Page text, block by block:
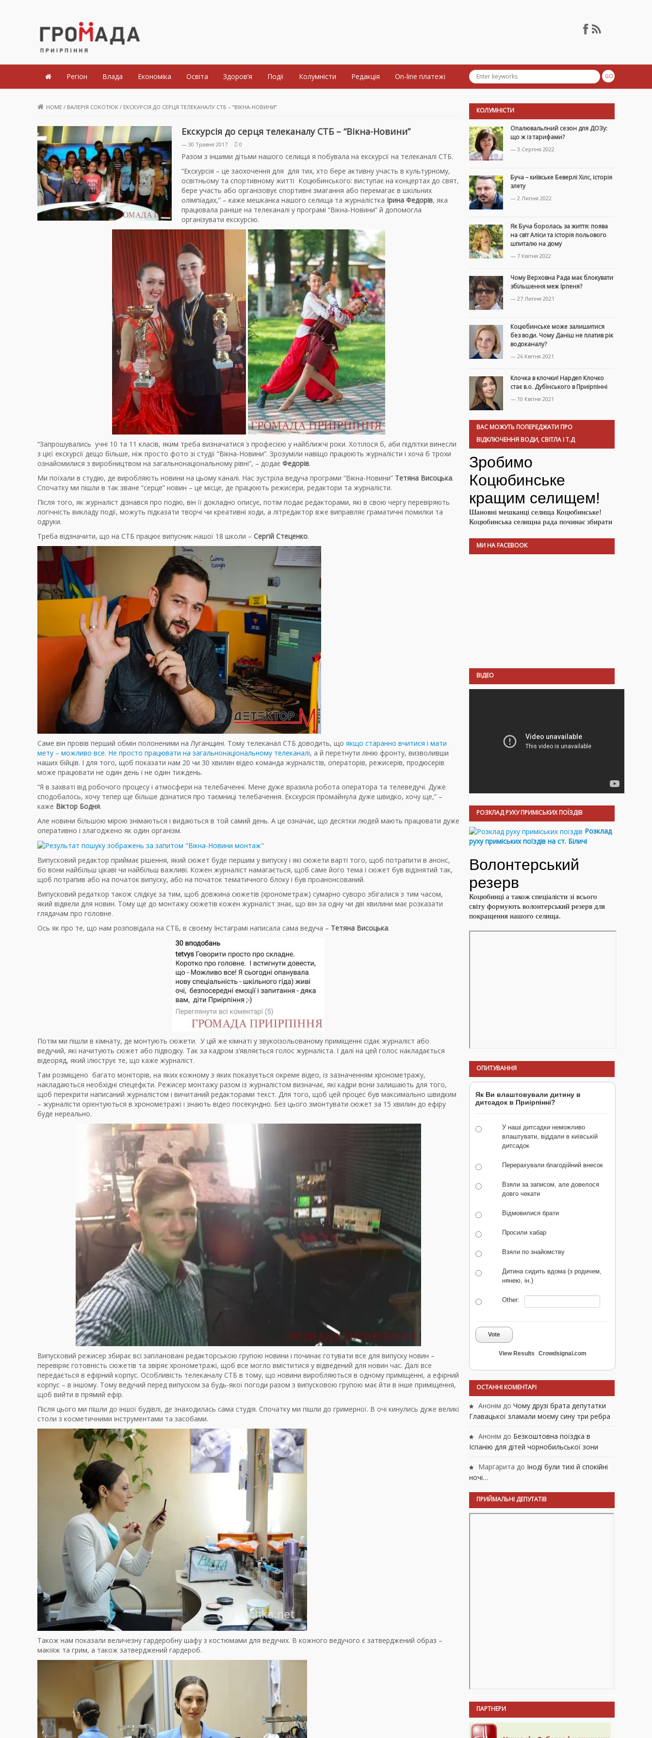
Громада Приірпіння
Регіон Влада Економіка Освіта Здоров’я Події Колумністи Редакція On-line платежі
HOME / ВАЛЕРІЯ СОКОТЮК / ЕКСКУРСІЯ ДО СЕРЦЯ ТЕЛЕКАНАЛУ СТБ – “ВІКНА-НОВИНИ”
Екскурсія до серця телеканалу СТБ – “Вікна-Новини”
— 30 Травня 2017 0
Разом з іншими дітьми нашого селища я побувала на екскурсії на телеканалі СТБ.
“Екскурсія – це заохочення для для тих, хто бере активну участь в культурному,
освітньому та спортивному житті Коцюбинського: виступає на концертах до свят,
бере участь або організовує спортивні змагання або перемагає в шкільних
олімпіадах,” – каже мешканка нашого селища та журналістка Ірина Федорів, яка
працювала раніше на телеканалі у програмі “Вікна-Новини” й допомогла
організувати екскурсію.
“Запрошувались учні 10 та 11 класів, яким треба визначатися з професією у найближчі роки. Хотілося б, аби підлітки винесли
з цієї екскурсії дещо більше, ніж просто фото зі студії “Вікна-Новини”. Зрозуміли навіщо працюють журналісти і хоча б трохи
ознайомилися з виробництвом на загальнонаціональному рівні”, – додає Федорів.
Ми поїхали в студію, де виробляють новини на цьому каналі. Нас зустріла ведуча програми “Вікна-Новини” Тетяна Висоцька.
Спочатку ми пішли в так зване “серце” новин – це місце, де працюють режисери, редактори та журналісти.
Після того, як журналіст дізнався про подію, він її докладно описує, потім подає редакторами, які в свою чергу перевіряють
логічність викладу події, можуть підказати творчі чи креативні ходи, а літредактор вже виправляє граматичні помилки та
одруки.
Треба відзначити, що на СТБ працює випусник нашої 18 школи – Сергій Стеценко.
Саме він провів перший обмін полоненими на Луганщині. Тому телеканал СТБ доводить, що якщо старанно вчитися і мати
мету – можливо все. Не просто працювати на загальнонаціональному телеканалі, а й перетнути лінію фронту, визволивши
наших бійців. І для того, щоб показати нам 20 чи 30 хвилин відео команда журналістів, операторів, режисерів, продюсерів
може працювати не один день і не один тиждень.
“Я в захваті від робочого процесу і атмосфери на телебаченні. Мене дуже вразила робота оператора та телеведучі. Дуже
сподобалось, хочу тепер ще більше дізнатися про таємниці телебачення. Екскурсія промайнула дуже швидко, хочу ще,” –
каже Віктор Бодня.
Але новини більшою мірою знімаються і видаються в той самий день. А це означає, що десятки людей мають працювати дуже
оперативно і злагоджено як один організм.
Випусковий редактор приймає рішення, який сюжет буде першим у випуску і які сюжети варті того, щоб потрапити в анонс,
бо вони найбільш цікаві чи найбільш важливі. Кожен журналіст намагається, щоб саме його тема і сюжет був відзнятий так,
щоб потрапив або на початок випуску, або на початок тематичного блоку і був проанонсований.
Випусковий редаткор також слідкує за тим, щоб довжина сюжетів (хронометраж) сумарно суворо збігалися з тим часом,
який відвели для новин. Тому ще до монтажу сюжетів кожен журналіст знає, що він за одну чи дві хвилини має розказати
глядачам про головне.
Ось як про те, що нам розповідала на СТБ, в своєму Інстаграмі написала сама ведуча – Тетяна Висоцька.
Потім ми пішли в кімнату, де монтують сюжети. У цій же кімнаті у звукоізольованому приміщенні сідає журналіст або
ведучий, які начитують сюжет або підводку. Так за кадром з’являється голос журналіста. І далі на цей голос накладається
відеоряд, який ілюструє те, що каже журналіст.
Там розміщено багато моніторів, на яких кожному з яких показується окреме відео, із зазначенням хронометражу,
накладаються необхідні спецефкти. Режисер монтажу разом із журналістом визначає, які кадри вони залишають для того,
щоб перекрити написаний журналістом і вичитаний редакторами текст. Для того, щоб цей процес був максимально швидким
– журналісти орієнтуються в хронометражі і знають відео посекундно. Без цього змонтувати сюжет за 15 хвилин до ефіру
буде нереально.
Випусковий режисер збирає всі заплановані редакторською групою новини і починає готувати все для випуску новин –
перевіряє готовність сюжетів та звіряє хронометражі, щоб все могло вміститися у відведений для новин час. Далі все
передається в ефірний корпус. Особливість телеканалу СТБ в тому, що новини виробляються в одному приміщенні, а ефірний
корпус – в іншому. Тому ведучий перед випуском за будь-якої погоди разом з випусковою групою має йти в інше приміщення,
щоб вийти в прямий ефір.
Після цього ми пішли до іншої будівлі, де знаходилась сама студія. Спочатку ми пішли до гримерної. В очі кинулись дуже великі
столи з косметичними інструментами та засобами.
Також нам показали величезну гардеробну шафу з костюмами для ведучих. В кожного ведучого є затверджений образ –
макіяж та грим, а також затверджений гардероб.
КОЛУМНІСТИ
Опалювальлний сезон для ДОЗу:
що ж із тарифами?
— 3 Серпня 2022
Буча – київське Беверлі Хілс, історія
злету
— 2 Липня 2022
Як Буча боролась за життя: поява
на світ Аліси та історія польового
шпиталю на дому
— 7 Квітня 2022
Чому Верховна Рада має блокувати
збільшення меж Ірпеня?
— 27 Липня 2021
Коцюбинське може залишитися
без води. Чому Даніш не платив рік
водоканалу?
— 26 Квітня 2021
Клочка в клочки! Нардеп Клочко
стає в.о. Дубінського в Приірпінні
— 10 Квітня 2021
ВАС МОЖУТЬ ПОПЕРЕДЖАТИ ПРО
ВІДКЛЮЧЕННЯ ВОДИ, СВІТЛА І Т.Д
МИ НА FACEBOOK
ВІДЕО
РОЗКЛАД РУХУ ПРИМІСЬКИХ ПОЇЗДІВ
Розклад
руху приміських поїздів на ст. Біличі
ОПИТУВАННЯ
Як Ви влаштовували дитину в
дитсадок в Приірпінні?
У наші дитсадки неможливо
влаштувати, віддали в київській
дитсадок
Перерахували благодійний внесок
Взяли за записом, але довелося
довго чекати
Відмовилися брати
Просили хабар
Взяли по знайомству
Дитина сидить вдома (з родичем,
нянею, ін.)
Other:
Vote
View Results Crowdsignal.com
ОСТАННІ КОМЕНТАРІ
Анонім до Чому друзі брата депутатки
Главацької зламали моєму сину три ребра
Анонім до Безкоштовна поїздка в
Іспанію для дітей чорнобильської зони
Маргарита до Іноді були тихі й спокійні
ночі…
ПРИЙМАЛЬНІ ДЕПУТАТІВ
ПАРТНЕРИ